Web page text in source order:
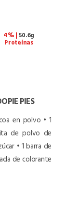
4% | 50.6g
Proteínas
PIES
en polvo • 1
de polvo de
• 1 barra de
de colorante